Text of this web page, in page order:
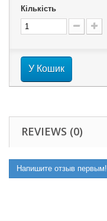
Кількість
У Кошик
REVIEWS (0)
Напишите отзыв первым!